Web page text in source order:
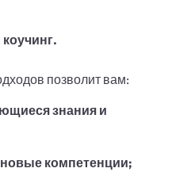
позволит вам:
знания и
компетенции;